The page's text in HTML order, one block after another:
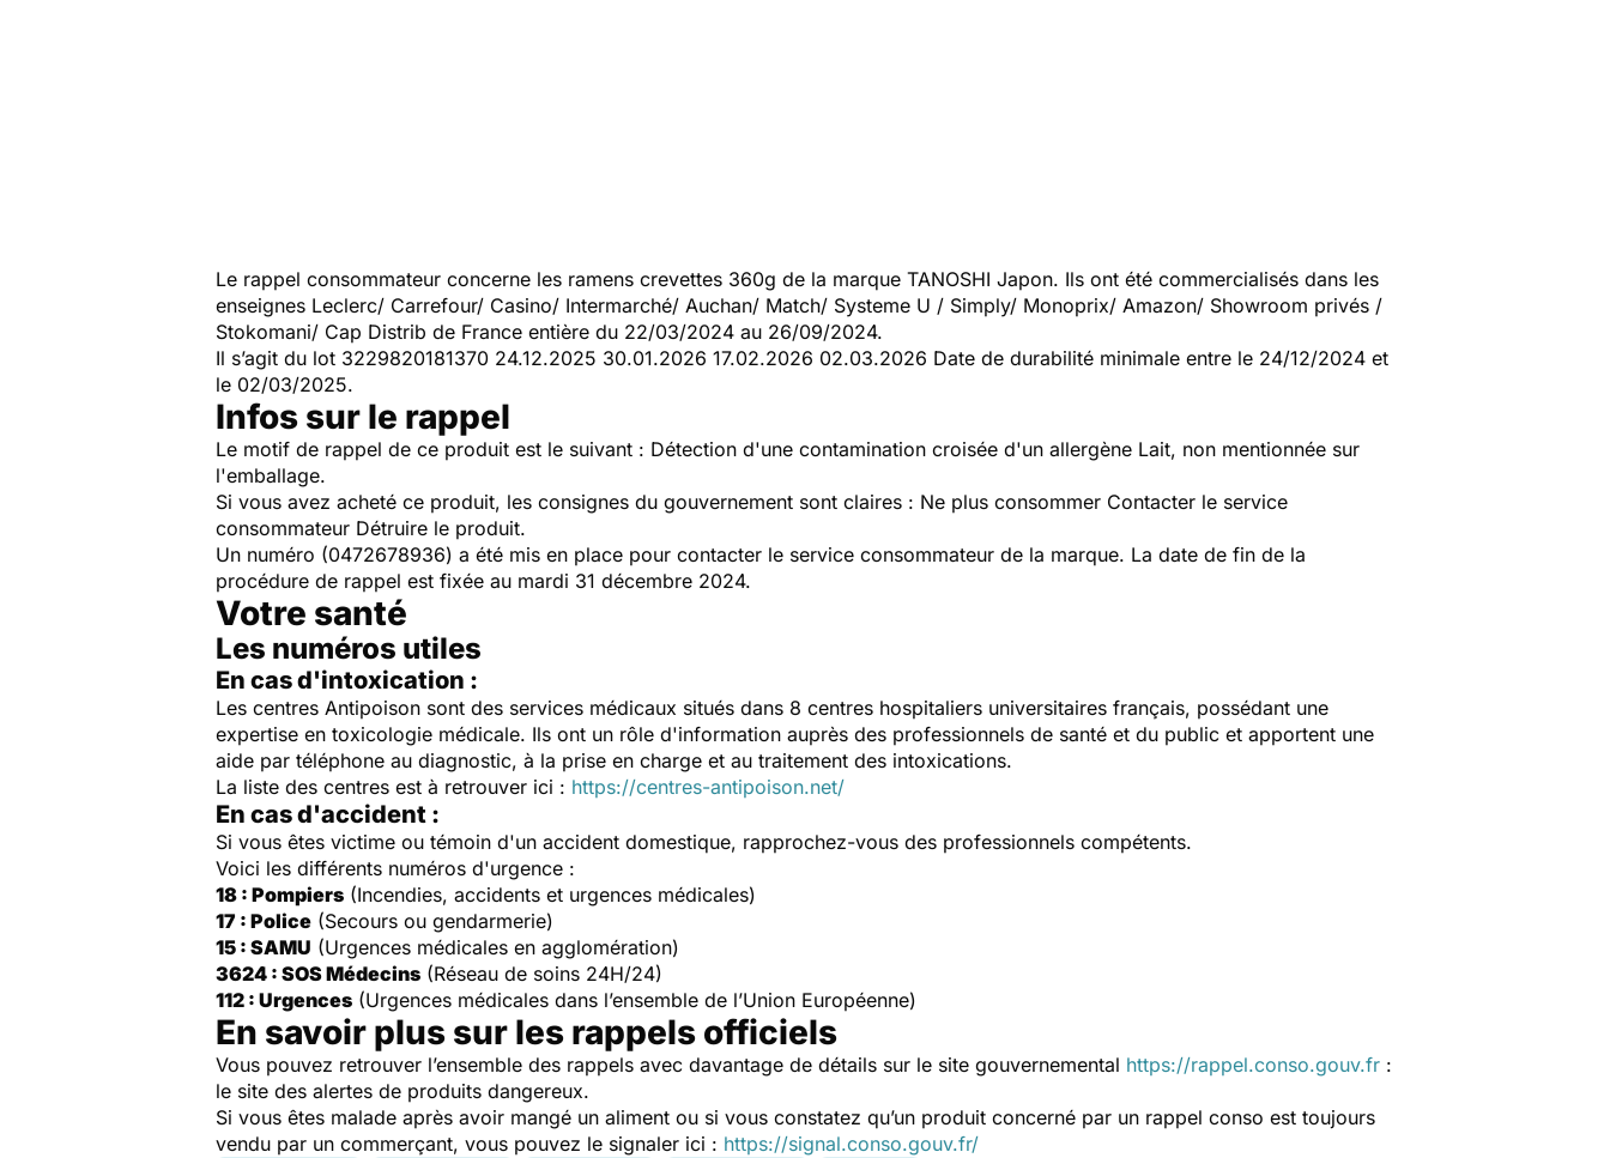
Le rappel consommateur concerne les ramens crevettes 360g de la marque TANOSHI Japon. Ils ont été commercialisés dans les
enseignes Leclerc/ Carrefour/ Casino/ Intermarché/ Auchan/ Match/ Systeme U / Simply/ Monoprix/ Amazon/ Showroom privés /
Stokomani/ Cap Distrib de France entière du 22/03/2024 au 26/09/2024.
Il s’agit du lot 3229820181370 24.12.2025 30.01.2026 17.02.2026 02.03.2026 Date de durabilité minimale entre le 24/12/2024 et
le 02/03/2025.
Infos sur le rappel
Le motif de rappel de ce produit est le suivant : Détection d'une contamination croisée d'un allergène Lait, non mentionnée sur
l'emballage.
Si vous avez acheté ce produit, les consignes du gouvernement sont claires : Ne plus consommer Contacter le service
consommateur Détruire le produit.
Un numéro (0472678936) a été mis en place pour contacter le service consommateur de la marque. La date de fin de la
procédure de rappel est fixée au mardi 31 décembre 2024.
Votre santé
Les numéros utiles
En cas d'intoxication :
Les centres Antipoison sont des services médicaux situés dans 8 centres hospitaliers universitaires français, possédant une
expertise en toxicologie médicale. Ils ont un rôle d'information auprès des professionnels de santé et du public et apportent une
aide par téléphone au diagnostic, à la prise en charge et au traitement des intoxications.
La liste des centres est à retrouver ici : https://centres-antipoison.net/
En cas d'accident :
Si vous êtes victime ou témoin d'un accident domestique, rapprochez-vous des professionnels compétents.
Voici les différents numéros d'urgence :
18 : Pompiers (Incendies, accidents et urgences médicales)
17 : Police (Secours ou gendarmerie)
15 : SAMU (Urgences médicales en agglomération)
3624 : SOS Médecins (Réseau de soins 24H/24)
112 : Urgences (Urgences médicales dans l’ensemble de l’Union Européenne)
En savoir plus sur les rappels officiels
Vous pouvez retrouver l’ensemble des rappels avec davantage de détails sur le site gouvernemental https://rappel.conso.gouv.fr :
le site des alertes de produits dangereux.
Si vous êtes malade après avoir mangé un aliment ou si vous constatez qu’un produit concerné par un rappel conso est toujours
vendu par un commerçant, vous pouvez le signaler ici : https://signal.conso.gouv.fr/